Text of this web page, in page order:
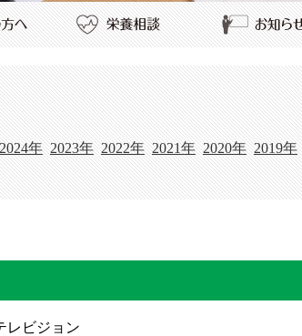
2024年 2023年 2022年 2021年 2020年 2019年
レビジョン